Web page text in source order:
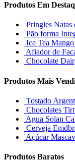
Produtos Em
Pringles Natas
Pão forma
Ice Tea
Afiador de
Chocolate
Produtos Mais
Tostado
Chocolates
Agua Solan
Cerveja
Açúcar
Produtos Baratos